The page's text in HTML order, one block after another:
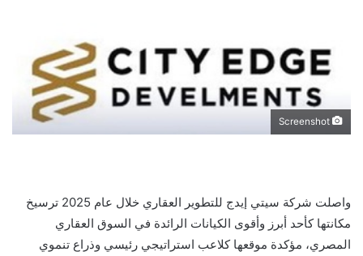
واصلت شركة سيتي إيدج للتطوير العقاري خلال عام 2025 ترسيخ
مكانتها كأحد أبرز وأقوى الكيانات الرائدة في السوق العقاري
المصري، مؤكدة موقعها كلاعب استراتيجي رئيسي وذراع تنموي